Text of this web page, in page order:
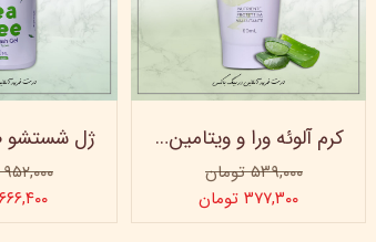
۹۵۲,۰۰۰ تومان
۶۶۶,۴۰۰
کرم آلوئه ورا و ویتامین e ویتابلا
۵۳۹,۰۰۰ تومان
۳۷۷,۳۰۰ تومان